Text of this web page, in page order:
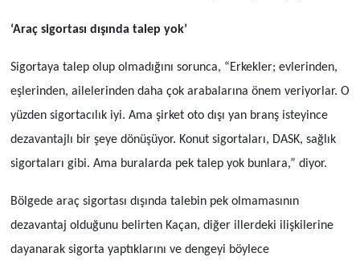
‘Araç sigortası dışında talep yok’
Sigortaya talep olup olmadığını sorunca, “Erkekler; evlerinden,
eşlerinden, ailelerinden daha çok arabalarına önem veriyorlar. O
yüzden sigortacılık iyi. Ama şirket oto dışı yan branş isteyince
dezavantajlı bir şeye dönüşüyor. Konut sigortaları, DASK, sağlık
sigortaları gibi. Ama buralarda pek talep yok bunlara,” diyor.
Bölgede araç sigortası dışında talebin pek olmamasının
dezavantaj olduğunu belirten Kaçan, diğer illerdeki ilişkilerine
dayanarak sigorta yaptıklarını ve dengeyi böylece